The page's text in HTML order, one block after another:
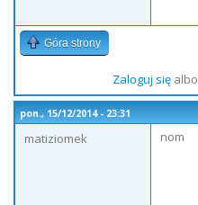
Góra strony
Zaloguj sięalbo
pon., 15/12/2014 - 23:31
matiziomek
nom